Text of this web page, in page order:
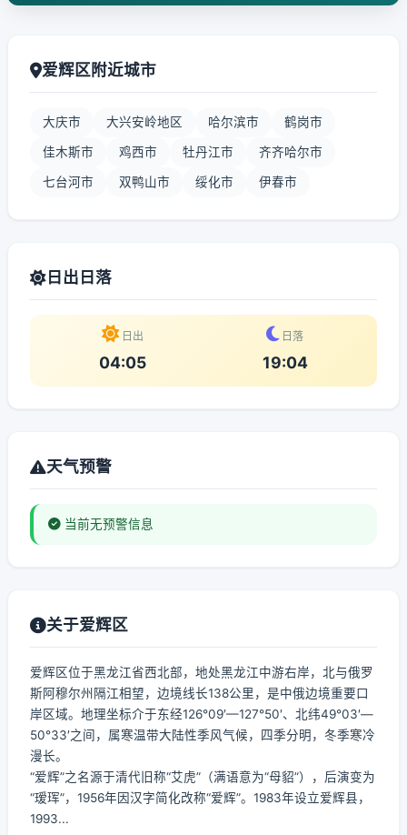
爱辉区附近城市
大庆市 大兴安岭地区 哈尔滨市 鹤岗市
佳木斯市 鸡西市 牡丹江市 齐齐哈尔市
七台河市 双鸭山市 绥化市 伊春市
日出日落
日出
04:05
日落
19:04
天气预警
当前无预警信息
关于爱辉区
爱辉区位于黑龙江省西北部，地处黑龙江中游右岸，北与俄罗
斯阿穆尔州隔江相望，边境线长138公里，是中俄边境重要口
岸区域。地理坐标介于东经126°09′—127°50′、北纬49°03′—
50°33′之间，属寒温带大陆性季风气候，四季分明，冬季寒冷
漫长。
“爱辉”之名源于清代旧称“艾虎”（满语意为“母貂”），后演变为
“瑷珲”，1956年因汉字简化改称“爱辉”。1983年设立爱辉县，
1993...